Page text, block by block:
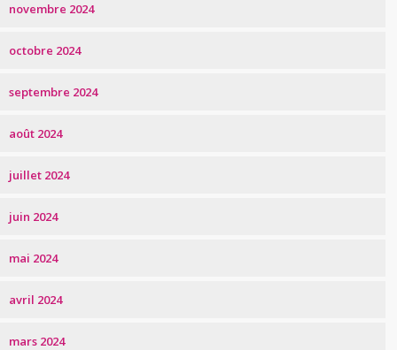
novembre 2024
octobre 2024
septembre 2024
août 2024
juillet 2024
juin 2024
mai 2024
avril 2024
mars 2024